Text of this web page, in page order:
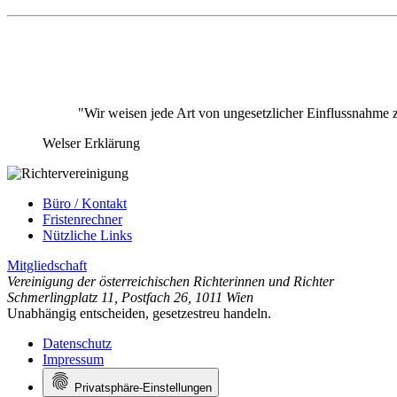
"Wir weisen jede Art von ungesetzlicher Einflussnahme
Welser Erklärung
Büro / Kontakt
Fristenrechner
Nützliche Links
Mitgliedschaft
Vereinigung der österreichischen Richterinnen und Richter
Schmerlingplatz 11
Postfach 26 1011 Wien
Unabhängig entscheiden, gesetzestreu handeln.
Datenschutz
Impressum
Privatsphäre-Einstellungen